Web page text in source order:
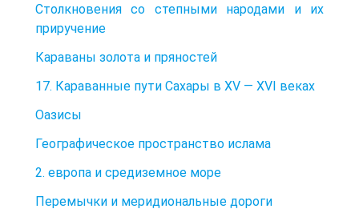
Столкновения со степными народами и их
приручение
Караваны золота и пряностей
17. Караванные пути Сахары в XV — XVI веках
Оазисы
Географическое пространство ислама
2. европа и средиземное море
Перемычки и меридиональные дороги